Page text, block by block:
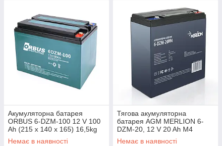
Акумуляторна батарея
ORBUS 6-DZM-100 12 V 100
Ah (215 x 140 x 165) 16,5kg
Q2/48
Немає в наявності
Тягова акумуляторна
батарея AGM MERLION 6-
DZM-20, 12 V 20 Ah M4
(181х77х167) Q3
Немає в наявності